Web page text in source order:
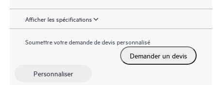
Afficher les spécifications
Soumettre votre demande de devis personnalisé
Demander un devis
Personnaliser